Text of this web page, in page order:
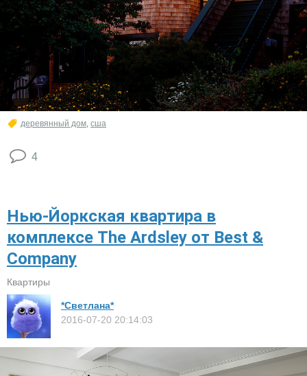
деревянный дом, сша
4
Нью-Йоркская квартира в
комплексе The Ardsley от Best &
Company
Квартиры
*Светлана*
2016-07-20 20:14:03